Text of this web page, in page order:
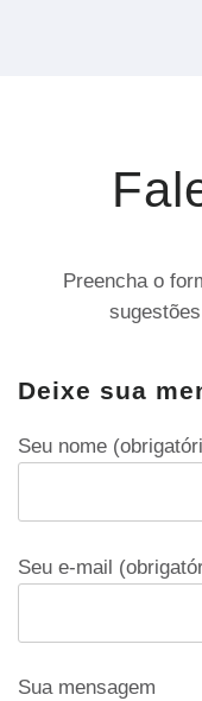
Preencha o
Deixe sua
Seu nome
Seu e-mail
Sua mensagem